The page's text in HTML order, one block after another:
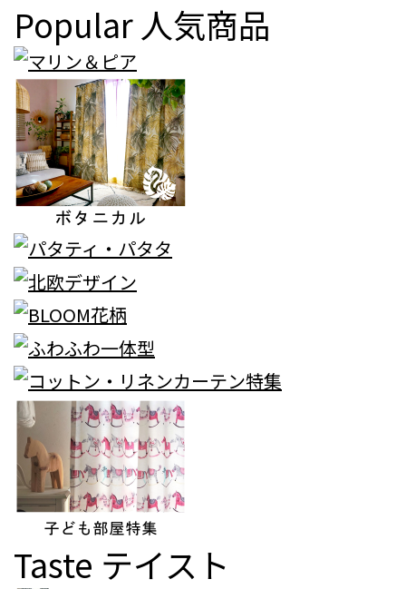
Popular 人気商品
Taste テイスト